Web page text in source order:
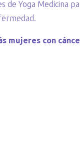
de Yoga Medicina
mujeres con